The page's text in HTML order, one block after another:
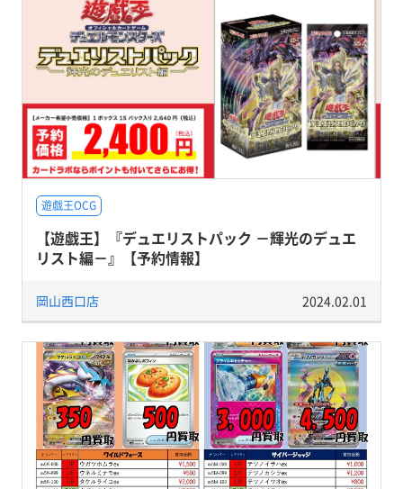
遊戯王OCG
【遊戯王】『デュエリストパック －輝光のデュエ
リスト編－』【予約情報】
岡山西口店 2024.02.01